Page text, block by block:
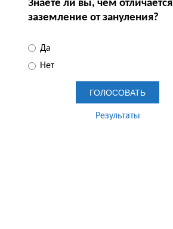
Знаете ли вы, чем отличается
заземление от зануления?
Да
Нет
Результаты